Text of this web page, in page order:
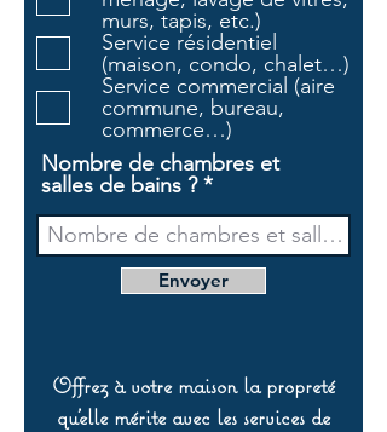
o
i
r
e
murs, tapis, etc.)
Service résidentiel
(maison, condo, chalet…)
Service commercial (aire
commune, bureau,
commerce…)
Nombre de chambres et
salles de bains ?
Envoyer
Offrez à votre maison la propreté
qu’elle mérite avec les services de